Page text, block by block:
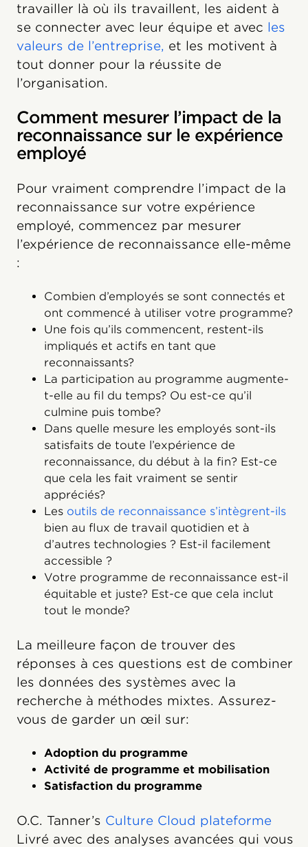
travailler là où ils travaillent, les aident à
se connecter avec leur équipe et avec les
valeurs de l’entreprise, et les motivent à
tout donner pour la réussite de
l’organisation.
Comment mesurer l’impact de la
reconnaissance sur le expérience
employé
Pour vraiment comprendre l’impact de la
reconnaissance sur votre expérience
employé, commencez par mesurer
l’expérience de reconnaissance elle-même
:
Combien d’employés se sont connectés et
ont commencé à utiliser votre programme?
Une fois qu’ils commencent, restent-ils
impliqués et actifs en tant que
reconnaissants?
La participation au programme augmente-
t-elle au fil du temps? Ou est-ce qu’il
culmine puis tombe?
Dans quelle mesure les employés sont-ils
satisfaits de toute l’expérience de
reconnaissance, du début à la fin? Est-ce
que cela les fait vraiment se sentir
appréciés?
Les outils de reconnaissance s’intègrent-ils
bien au flux de travail quotidien et à
d’autres technologies ? Est-il facilement
accessible ?
Votre programme de reconnaissance est-il
équitable et juste? Est-ce que cela inclut
tout le monde?
La meilleure façon de trouver des
réponses à ces questions est de combiner
les données des systèmes avec la
recherche à méthodes mixtes. Assurez-
vous de garder un œil sur:
Adoption du programme
Activité de programme et mobilisation
Satisfaction du programme
O.C. Tanner’s Culture Cloud plateforme
Livré avec des analyses avancées qui vous